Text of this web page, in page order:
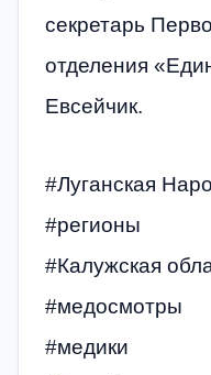
секретарь
отделения
Евсейчик.
#Луганская
#регионы
#Калужская
#медосмотры
#медики